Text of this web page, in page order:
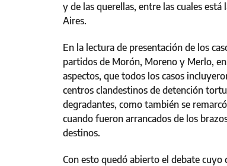
y de las querellas, entre las cuales
Aires.
En la lectura de presentación de los
partidos de Morón, Moreno y Merlo,
aspectos, que todos los casos
centros clandestinos de detención
degradantes, como también se
cuando fueron arrancados de los
destinos.
Con esto quedó abierto el debate cuyo